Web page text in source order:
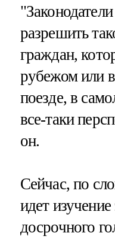
разрешить
граждан,
рубежом или
поезде, в
все-таки
он.
Сейчас, по
идет
досрочного